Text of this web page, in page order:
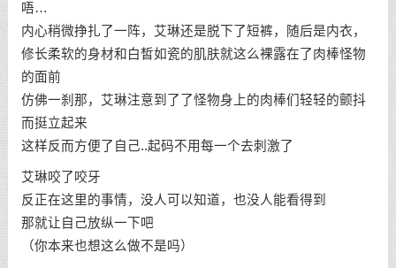
唔…
内心稍微挣扎了一阵，艾琳还是脱下了短裤，随后是内衣，
修长柔软的身材和白皙如瓷的肌肤就这么裸露在了肉棒怪物
的面前
仿佛一刹那，艾琳注意到了了怪物身上的肉棒们轻轻的颤抖
而挺立起来
这样反而方便了自己..起码不用每一个去刺激了
艾琳咬了咬牙
反正在这里的事情，没人可以知道，也没人能看得到
那就让自己放纵一下吧
（你本来也想这么做不是吗）